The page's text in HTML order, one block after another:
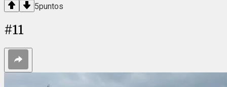
5puntos
#11